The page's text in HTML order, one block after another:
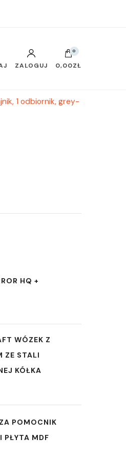
ZALOGUJ
0
0,00ZŁ
1 odbiornik, grey-
HQ +
WÓZEK Z
ZE STALI
KÓŁKA
POMOCNIK
PŁYTA MDF